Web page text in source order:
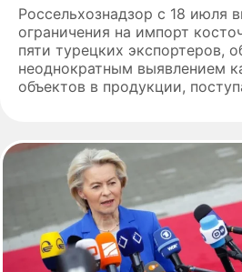
Россельхознадзор с 18 июля
ограничения на импорт
пяти турецких экспортеров,
неоднократным выявлением
объектов в продукции,